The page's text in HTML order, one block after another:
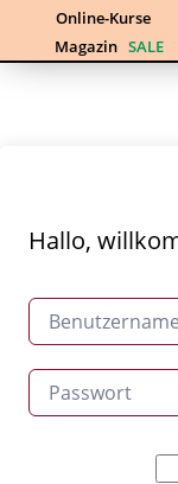
Online-Kurse
Magazin SALE
Hallo,